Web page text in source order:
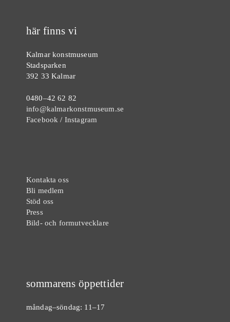
här finns vi
Kalmar konstmuseum
Stadsparken
392 33 Kalmar
0480–42 62 82
info@kalmarkonstmuseum.se
Facebook / Instagram
Kontakta oss
Bli medlem
Stöd oss
Press
Bild- och formutvecklare
sommarens öppettider
måndag–söndag: 11–17